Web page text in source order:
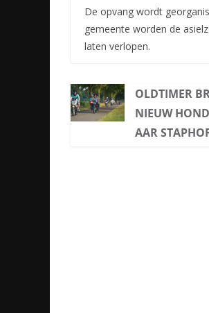
De opvang wordt
gemeente worden de
laten verlopen.
OLDTIMER
NIEUW
AAR